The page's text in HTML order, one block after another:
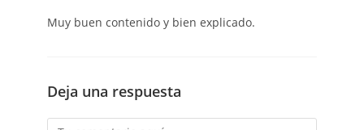
Muy buen contenido y bien explicado.
Deja una respuesta